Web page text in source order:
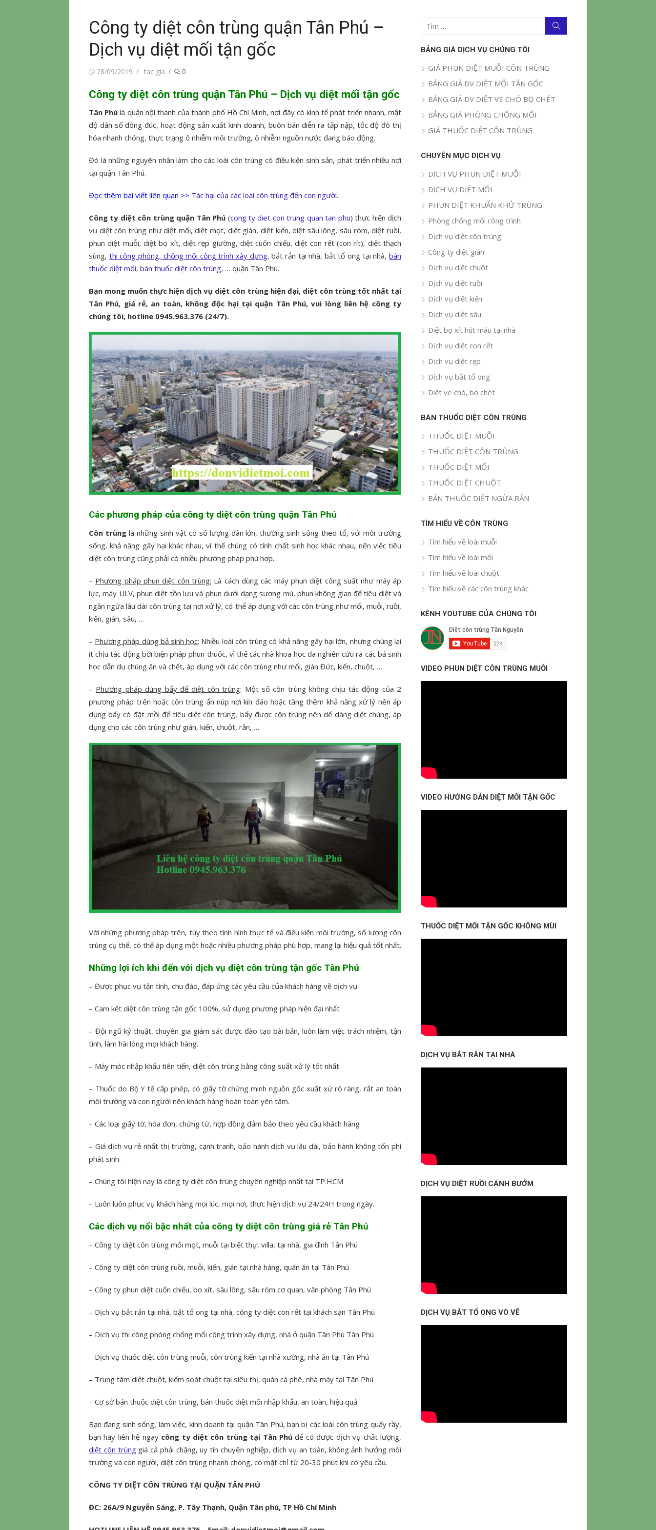
Công ty diệt côn trùng quận Tân Phú –
Dịch vụ diệt mối tận gốc
Đăng28/09/2019
Tác
tac gia 0
Công ty diệt côn trùng quận Tân Phú – Dịch vụ diệt mối tận gốc
Tân Phú là quận nội thành của thành phố Hồ Chí Minh, nơi đây có kinh tế phát triển nhanh, mật
độ dân số đông đúc, hoạt động sản xuất kinh doanh, buôn bán diễn ra tấp nập, tốc độ đô thị
hóa nhanh chóng, thực trạng ô nhiễm môi trường, ô nhiễm nguồn nước đang báo động.
Đó là những nguyên nhân làm cho các loài côn trùng có điều kiện sinh sản, phát triển nhiều nơi
tại quận Tân Phú.
Đọc thêm bài viết liên quan >> Tác hại của các loài côn trùng đến con người.
Công ty diệt côn trùng quận Tân Phú (cong ty diet con trung quan tan phu) thực hiện dịch
vụ diệt côn trùng như diệt mối, diệt mọt, diệt gián, diệt kiến, diệt sâu lông, sâu róm, diệt ruồi,
phun diệt muỗi, diệt bọ xít, diệt rẹp giường, diệt cuốn chiếu, diệt con rết (con rít), diệt thạch
sùng, thi công phòng, chống mối công trình xây dựng, bắt rắn tại nhà, bắt tổ ong tại nhà,bán
thuốc diệt mối, bán thuốc diệt côn trùng, … quận Tân Phú.
Bạn mong muốn thực hiện dịch vụ diệt côn trùng hiện đại, diệt côn trùng tốt nhất tại
Tân Phú, giá rẻ, an toàn, không độc hại tại quận Tân Phú, vui lòng liên hệ công ty
chúng tôi, hotline 0945.963.376 (24/7).
Các phương pháp của công ty diệt côn trùng quận Tân Phú
Côn trùnglà những sinh vật có số lượng đàn lớn, thường sinh sống theo tổ, với môi trường
sống, khả năng gây hại khác nhau, vì thế chúng có tính chất sinh học khác nhau, nên việc tiêu
diệt côn trùng cũng phải có nhiều phương pháp phù hợp.
– Phương pháp phun diệt côn trùng: Là cách dùng các máy phun diệt công suất như máy áp
lực, máy ULV, phun diệt tồn lưu và phun dưới dạng sương mù, phun không gian để tiêu diệt và
ngăn ngừa lâu dài côn trùng tại nơi xử lý, có thể áp dụng với các côn trùng như mối, muỗi, ruồi,
kiến, gián, sâu, …
– Phương pháp dùng bả sinh học: Nhiều loài côn trùng có khả năng gây hại lớn, nhưng chúng lại
ít chịu tác động bởi biện pháp phun thuốc, vì thế các nhà khoa học đã nghiên cứu ra các bả sinh
học dẫn dụ chúng ăn và chết, áp dụng với các côn trùng như mối, gián Đức, kiến, chuột, …
– Phương pháp dùng bẩy để diệt côn trùng: Một số côn trùng không chịu tác động của 2
phương pháp trên hoặc côn trùng ẩn núp nơi kín đáo hoặc tăng thêm khả năng xử lý nên áp
dụng bẩy có đặt mồi để tiêu diệt côn trùng, bẩy được côn trùng nên dể dàng diệt chúng, áp
dụng cho các côn trùng như gián, kiến, chuột, rắn, …
Với những phương pháp trên, tùy theo tình hình thực tế và điều kiện môi trường, số lượng côn
trùng cụ thể, có thể áp dụng một hoặc nhiều phương pháp phù hợp, mang lại hiệu quả tốt nhất.
Những lợi ích khi đến với dịch vụ diệt côn trùng tận gốc Tân Phú
– Được phục vụ tận tình, chu đáo, đáp ứng các yêu cầu của khách hàng về dịch vụ
– Cam kết diệt côn trùng tận gốc 100%, sử dụng phương pháp hiện đại nhất
– Đội ngũ kỷ thuật, chuyên gia giám sát được đào tạo bài bản, luôn làm việc trách nhiệm, tận
tình, làm hài lòng mọi khách hàng.
– Máy móc nhập khẩu tiên tiến, diệt côn trùng bằng công suất xử lý tốt nhất
– Thuốc do Bộ Y tế cấp phép, có giấy tờ chứng minh nguồn gốc xuất xứ rõ ràng, rất an toàn
môi trường và con người nên khách hàng hoàn toàn yên tâm.
– Các loại giấy tờ, hóa đơn, chứng từ, hợp đồng đảm bảo theo yêu cầu khách hàng
– Giá dịch vụ rẻ nhất thị trường, cạnh tranh, bảo hành dịch vụ lâu dài, bảo hành không tốn phí
phát sinh.
– Chúng tôi hiện nay là công ty diệt côn trùng chuyên nghiệp nhất tại TP.HCM
– Luôn luôn phục vụ khách hàng mọi lúc, mọi nơi, thực hiện dịch vụ 24/24H trong ngày.
Các dịch vụ nổi bậc nhất của công ty diệt côn trùng giá rẻ Tân Phú
– Công ty diệt côn trùng mối mọt, muỗi tại biệt thự, villa, tại nhà, gia đình Tân Phú
– Công ty diệt côn trùng ruồi, muỗi, kiến, gián tại nhà hàng, quán ăn tại Tân Phú
– Công ty phun diệt cuốn chiếu, bọ xít, sâu lông, sâu róm cơ quan, văn phòng Tân Phú
– Dịch vụ bắt rắn tại nhà, bắt tổ ong tại nhà, công ty diệt con rết tại khách sạn Tân Phú
– Dịch vụ thi công phòng chống mối công trình xây dựng, nhà ở quận Tân Phú Tân Phú
– Dịch vụ thuốc diệt côn trùng muỗi, côn trùng kiến tại nhà xưởng, nhà ăn tại Tân Phú
– Trung tâm diệt chuột, kiểm soát chuột tại siêu thị, quán cà phê, nhà máy tại Tân Phú
– Cơ sở bán thuốc diệt côn trùng, bán thuốc diệt mối nhập khẩu, an toàn, hiệu quả
Bạn đang sinh sống, làm việc, kinh doanh tại quận Tân Phú, bạn bị các loài côn trùng quấy rầy,
bạn hãy liên hệ ngay công ty diệt côn trùng tại Tân Phú để có được dịch vụ chất lượng,
diệt côn trùnggiá cả phải chăng, uy tín chuyên nghiệp, dịch vụ an toàn, không ảnh hưởng môi
trường và con người, diệt côn trùng nhanh chóng, có mặt chỉ từ 20-30 phút khi có yêu cầu.
CÔNG TY DIỆT CÔN TRÙNG TẠI QUẬN TÂN PHÚ
ĐC: 26A/9 Nguyễn Sáng, P. Tây Thạnh, Quận Tân phú, TP Hồ Chí Minh
Tìm
quả
kiếm
BẢNG GIÁ DỊCH VỤ CHÚNG TÔI
GIÁ PHUN DIỆT MUỖI CÔN TRÙNG
BẢNG GIÁ DV DIỆT MỐI TẬN GỐC
BẢNG GIÁ DV DIỆT VE CHÓ BỌ CHÉT
BẢNG GIÁ PHÒNG CHỐNG MỐI
GIÁ THUỐC DIỆT CÔN TRÙNG
CHUYÊN MỤC DỊCH VỤ
DỊCH VỤ PHUN DIỆT MUỖI
DỊCH VỤ DIỆT MỐI
PHUN DIỆT KHUẨN KHỬ TRÙNG
Phòng chống mối công trình
Dịch vụ diệt côn trùng
Công ty diệt gián
Dịch vụ diệt chuột
Dịch vụ diệt ruồi
Dịch vụ diệt kiến
Dịch vụ diệt sâu
Diệt bọ xít hút máu tại nhà
Dịch vụ diệt con rết
Dịch vụ diệt rẹp
Dịch vụ bắt tổ ong
Diệt ve chó, bọ chét
BÁN THUỐC DIỆT CÔN TRÙNG
THUỐC DIỆT MUỖI
THUỐC DIỆT CÔN TRÙNG
THUỐC DIỆT MỐI
THUỐC DIỆT CHUỘT
BÁN THUỐC DIỆT NGỪA RẮN
TÌM HIỂU VỀ CÔN TRÙNG
Tìm hiểu về loài muỗi
Tìm hiểu về loài mối
Tìm hiểu về loài chuột
Tìm hiểu về các côn trùng khác
KÊNH YOUTUBE CỦA CHÚNG TÔI
VIDEO PHUN DIỆT CÔN TRÙNG MUỖI
VIDEO HƯỚNG DẪN DIỆT MỐI TẬN GỐC
THUỐC DIỆT MỐI TẬN GỐC KHÔNG MÙI
DỊCH VỤ BẮT RẮN TẠI NHÀ
DỊCH VỤ DIỆT RUỒI CÁNH BƯỚM
DỊCH VỤ BẮT TỔ ONG VÒ VẼ